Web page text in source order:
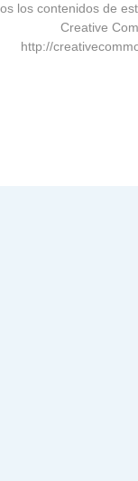
los contenidos de
Creative
http://